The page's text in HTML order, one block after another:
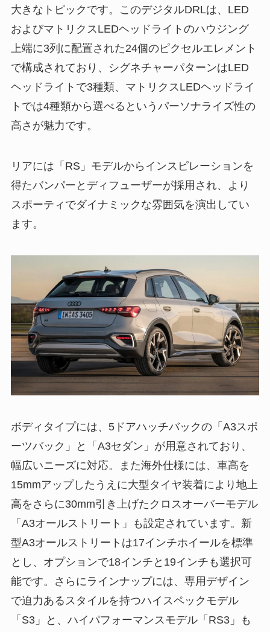
大きなトピックです。このデジタルDRLは、LED
およびマトリクスLEDヘッドライトのハウジング
上端に3列に配置された24個のピクセルエレメント
で構成されており、シグネチャーパターンはLED
ヘッドライトで3種類、マトリクスLEDヘッドライ
トでは4種類から選べるというパーソナライズ性の
高さが魅力です。
リアには「RS」モデルからインスピレーションを
得たバンパーとディフューザーが採用され、より
スポーティでダイナミックな雰囲気を演出してい
ます。
ボディタイプには、5ドアハッチバックの「A3スポ
ーツバック」と「A3セダン」が用意されており、
幅広いニーズに対応。また海外仕様には、車高を
15mmアップしたうえに大型タイヤ装着により地上
高をさらに30mm引き上げたクロスオーバーモデル
「A3オールストリート」も設定されています。新
型A3オールストリートは17インチホイールを標準
とし、オプションで18インチと19インチも選択可
能です。さらにラインナップには、専用デザイン
で迫力あるスタイルを持つハイスペックモデル
「S3」と、ハイパフォーマンスモデル「RS3」も